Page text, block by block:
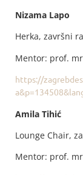
Nizama Lapo
Herka, završni
Mentor: prof.
https://
Amila Tihić
Lounge Chair,
Mentor: prof.